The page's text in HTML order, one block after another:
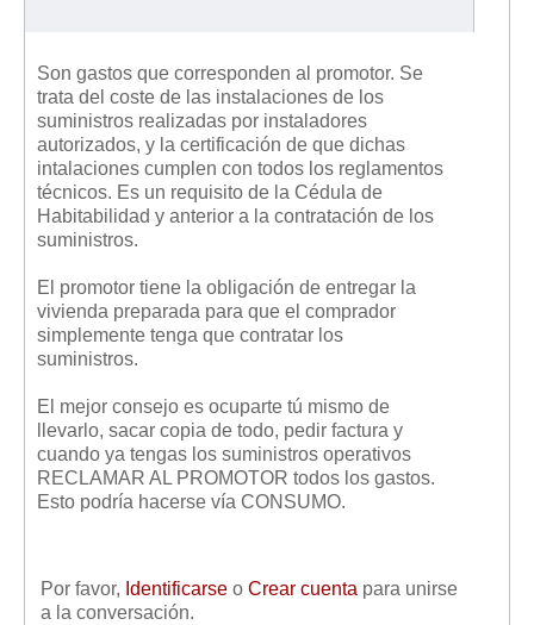
Son gastos que corresponden al promotor. Se
trata del coste de las instalaciones de los
suministros realizadas por instaladores
autorizados, y la certificación de que dichas
intalaciones cumplen con todos los reglamentos
técnicos. Es un requisito de la Cédula de
Habitabilidad y anterior a la contratación de los
suministros.
El promotor tiene la obligación de entregar la
vivienda preparada para que el comprador
simplemente tenga que contratar los
suministros.
El mejor consejo es ocuparte tú mismo de
llevarlo, sacar copia de todo, pedir factura y
cuando ya tengas los suministros operativos
RECLAMAR AL PROMOTOR todos los gastos.
Esto podría hacerse vía CONSUMO.
Por favor, Identificarse o Crear cuenta para unirse
a la conversación.